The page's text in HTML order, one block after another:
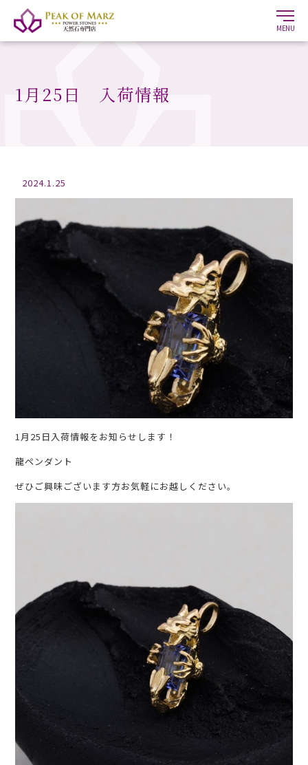
MENU
1月25日 入荷情報
2024.1.25
1月25日入荷情報をお知らせします！
龍ペンダント
ぜひご興味ございます方お気軽にお越しください。